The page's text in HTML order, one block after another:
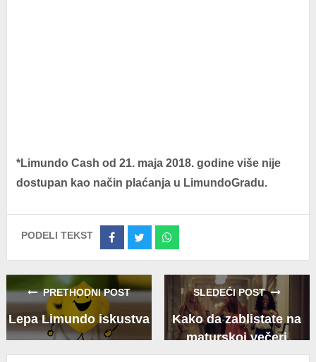
*Limundo Cash od 21. maja 2018. godine više nije
dostupan kao način plaćanja u LimundoGradu.
PODELI TEKST
Share
Facebook
Share
Twitter
Share
Whatsapp
PRETHODNI POST
Lepa Limundo iskustva
SLEDEĆI POST
Kako da zablistate na
maturskoj večeri